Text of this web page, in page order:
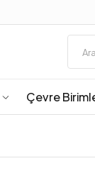
Çevre